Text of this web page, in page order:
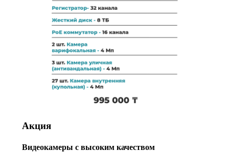
Акция
Видеокамеры с высоким качеством